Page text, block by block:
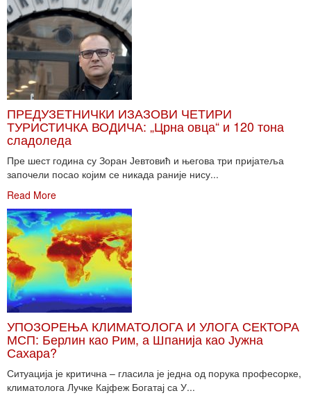
ПРЕДУЗЕТНИЧКИ ИЗАЗОВИ ЧЕТИРИ
ТУРИСТИЧКА ВОДИЧА: „Црна овца“ и 120 тона
сладоледа
Пре шест година су Зоран Јевтовић и његова три пријатеља
започели посао којим се никада раније нису...
Read More
УПОЗОРЕЊА КЛИМАТОЛОГА И УЛОГА СЕКТОРА
МСП: Берлин као Рим, а Шпанија као Јужна
Сахара?
Ситуација је критична – гласила је једна од порука професорке,
климатолога Лучке Кајфеж Богатај са У...